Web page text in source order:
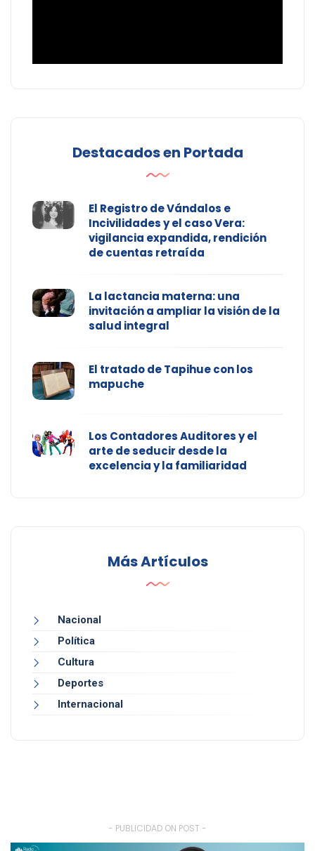
Destacados en Portada
El Registro de Vándalos e
Incivilidades y el caso Vera:
vigilancia expandida, rendición
de cuentas retraída
La lactancia materna: una
invitación a ampliar la visión de la
salud integral
El tratado de Tapihue con los
mapuche
Los Contadores Auditores y el
arte de seducir desde la
excelencia y la familiaridad
Más Artículos
Nacional
Política
Cultura
Deportes
Internacional
- PUBLICIDAD ON POST -